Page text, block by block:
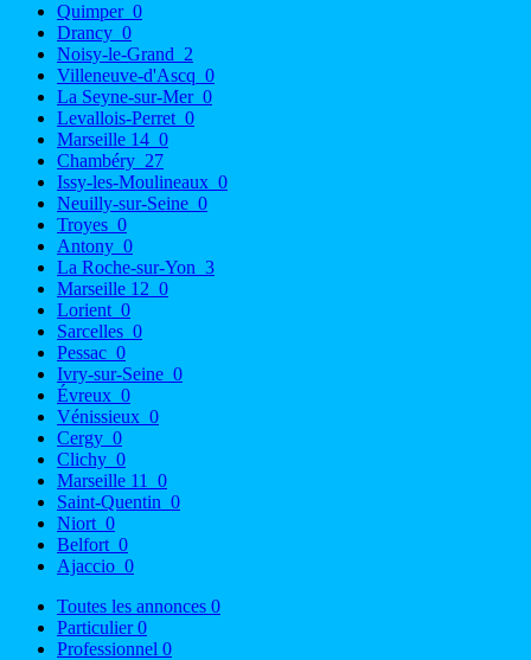
Quimper 0
Drancy 0
Noisy-le-Grand 2
Villeneuve-d'Ascq 0
La Seyne-sur-Mer 0
Levallois-Perret 0
Marseille 14 0
Chambéry 27
Issy-les-Moulineaux 0
Neuilly-sur-Seine 0
Troyes 0
Antony 0
La Roche-sur-Yon 3
Marseille 12 0
Lorient 0
Sarcelles 0
Pessac 0
Ivry-sur-Seine 0
Évreux 0
Vénissieux 0
Cergy 0
Clichy 0
Marseille 11
0
Saint-Quentin 0
Niort 0
Belfort 0
Ajaccio 0
Toutes les annonces 0
Particulier0
Professionnel 0